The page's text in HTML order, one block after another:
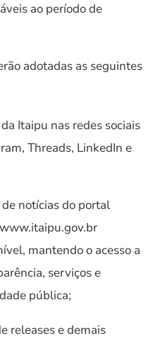
ao período de
adotadas as seguintes
Itaipu nas redes sociais
Threads, LinkedIn e
notícias do portal
mantendo o acesso a
serviços e
pública;
releases e demais